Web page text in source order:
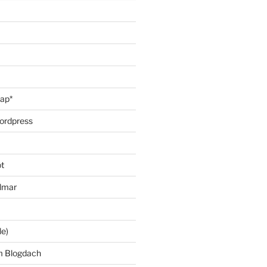
Blogdach